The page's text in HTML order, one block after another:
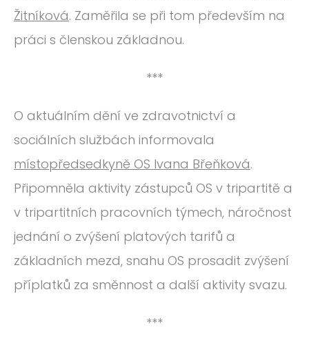
Žitníková. Zaměřila se při tom především na
práci s členskou základnou.
***
O aktuálním dění ve zdravotnictví a
sociálních službách informovala
místopředsedkyně OS Ivana Břeňková.
Připomněla aktivity zástupců OS v tripartitě a
v tripartitních pracovních týmech, náročnost
jednání o zvýšení platových tarifů a
základních mezd, snahu OS prosadit zvýšení
příplatků za směnnost a další aktivity svazu.
***